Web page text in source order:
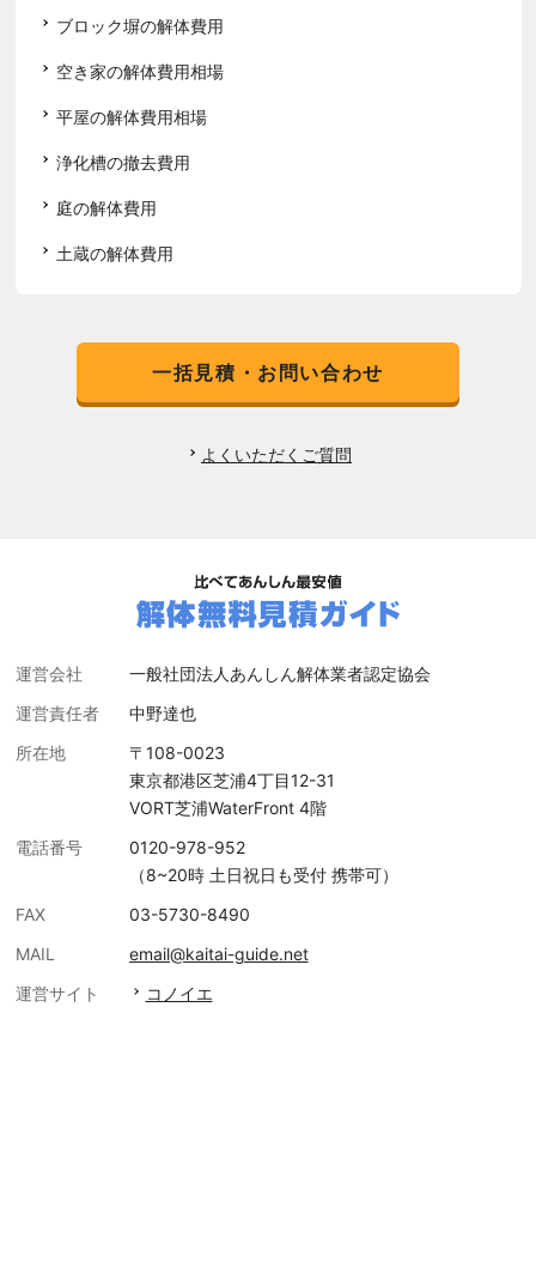
ブロック塀の解体費用
空き家の解体費用相場
平屋の解体費用相場
浄化槽の撤去費用
庭の解体費用
土蔵の解体費用
一括見積・お問い合わせ
よくいただくご質問
運営会社
一般社団法人あんしん解体業者認定協会
運営責任者
中野達也
所在地
〒108-0023
東京都港区芝浦4丁目12-31
VORT芝浦WaterFront 4階
電話番号
0120-978-952
（8~20時 土日祝日も受付 携帯可）
FAX
03-5730-8490
MAIL
email@kaitai-guide.net
運営サイト
コノイエ